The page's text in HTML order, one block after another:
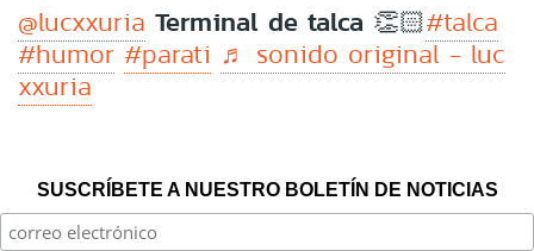
@lucxxuria Terminal de talca 👏🏻#talca
#humor #parati ♬ sonido original - luc
xxuria
SUSCRÍBETE A NUESTRO BOLETÍN DE NOTICIAS